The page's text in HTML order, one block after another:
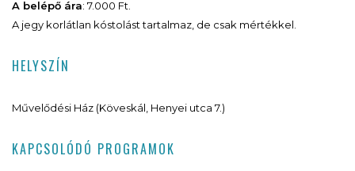
A belépő ára: 7.000 Ft.
A jegy korlátlan kóstolást tartalmaz, de csak mértékkel.
HELYSZÍN
Művelődési Ház (Köveskál, Henyei utca 7.)
KAPCSOLÓDÓ PROGRAMOK